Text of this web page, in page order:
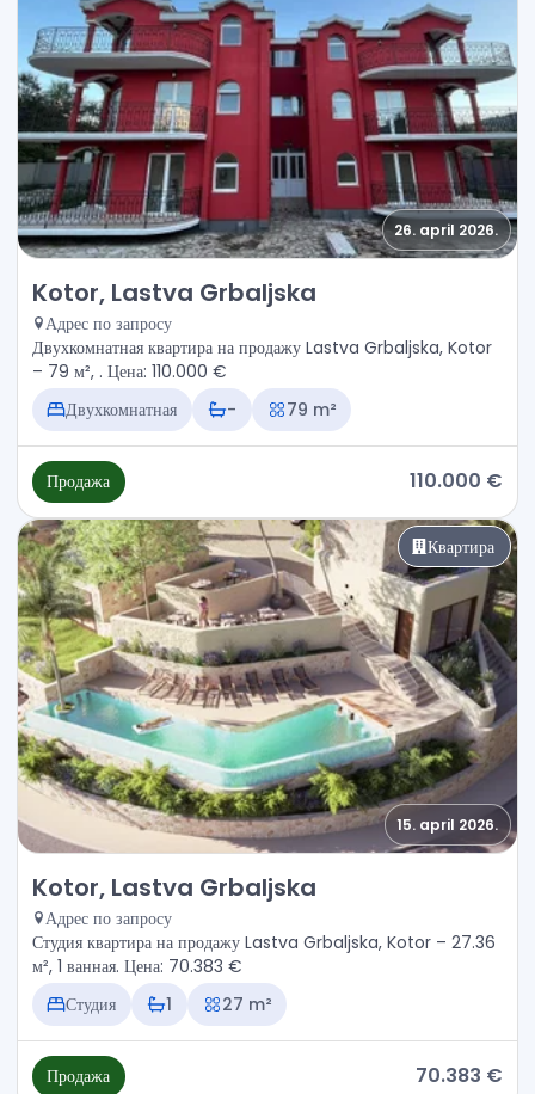
26. april 2026.
Продажа - Квартира Kotor, Lastva Grbaljska
Kotor, Lastva Grbaljska
Адрес по запросу
Двухкомнатная квартира на продажу Lastva Grbaljska, Kotor
– 79 м², . Цена: 110.000 €
Двухкомнатная
- 79 m²
Продажа 110.000 €
Квартира
15. april 2026.
Продажа - Квартира Kotor, Lastva Grbaljska
Kotor, Lastva Grbaljska
Адрес по запросу
Студия квартира на продажу Lastva Grbaljska, Kotor – 27.36
м², 1 ванная. Цена: 70.383 €
Студия
1 27 m²
Продажа 70.383 €